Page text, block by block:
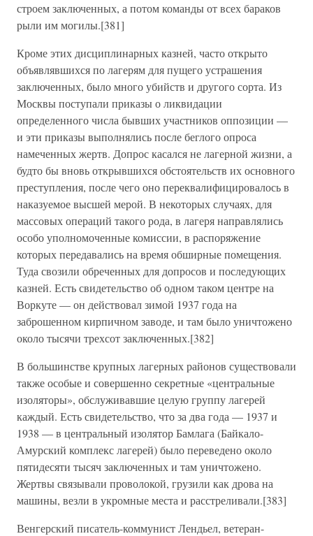
строем заключенных, а потом команды от всех бараков
рыли им могилы.[381]
Кроме этих дисциплинарных казней, часто открыто
объявлявшихся по лагерям для пущего устрашения
заключенных, было много убийств и другого сорта. Из
Москвы поступали приказы о ликвидации
определенного числа бывших участников оппозиции —
и эти приказы выполнялись после беглого опроса
намеченных жертв. Допрос касался не лагерной жизни, а
будто бы вновь открывшихся обстоятельств их основного
преступления, после чего оно переквалифицировалось в
наказуемое высшей мерой. В некоторых случаях, для
массовых операций такого рода, в лагеря направлялись
особо уполномоченные комиссии, в распоряжение
которых передавались на время обширные помещения.
Туда свозили обреченных для допросов и последующих
казней. Есть свидетельство об одном таком центре на
Воркуте — он действовал зимой 1937 года на
заброшенном кирпичном заводе, и там было уничтожено
около тысячи трехсот заключенных.[382]
В большинстве крупных лагерных районов существовали
также особые и совершенно секретные «центральные
изоляторы», обслуживавшие целую группу лагерей
каждый. Есть свидетельство, что за два года — 1937 и
1938 — в центральный изолятор Бамлага (Байкало-
Амурский комплекс лагерей) было переведено около
пятидесяти тысяч заключенных и там уничтожено.
Жертвы связывали проволокой, грузили как дрова на
машины, везли в укромные места и расстреливали.[383]
Венгерский писатель-коммунист Лендьел, ветеран-